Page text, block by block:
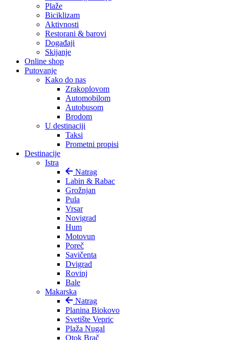
Plaže
Biciklizam
Aktivnosti
Restorani & barovi
Događaji
Skijanje
Online shop
Putovanje
Kako do nas
Zrakoplovom
Automobilom
Autobusom
Brodom
U destinaciji
Taksi
Prometni propisi
Destinacije
Istra
Natrag
Labin & Rabac
Grožnjan
Pula
Vrsar
Novigrad
Hum
Motovun
Poreč
Savičenta
Dvigrad
Rovinj
Bale
Makarska
Natrag
Planina Biokovo
Svetište Vepric
Plaža Nugal
Otok Brač